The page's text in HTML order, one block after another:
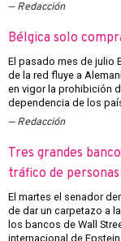
Redacción
Bélgica solo
El pasado mes de julio
de la red fluye a
en vigor la prohibición
dependencia de los
Redacción
Tres grandes
tráfico de personas
El martes el senador
de dar un carpetazo a
los bancos de Wall
internacional de